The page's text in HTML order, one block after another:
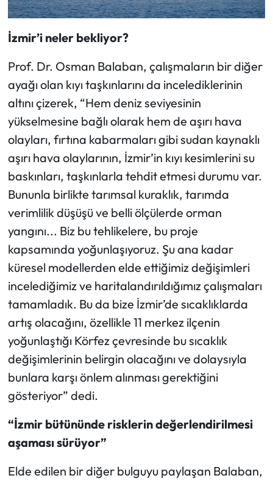
İzmir’i neler bekliyor?
Prof. Dr. Osman Balaban, çalışmaların bir diğer
ayağı olan kıyı taşkınlarını da incelediklerinin
altını çizerek, “Hem deniz seviyesinin
yükselmesine bağlı olarak hem de aşırı hava
olayları, fırtına kabarmaları gibi sudan kaynaklı
aşırı hava olaylarının, İzmir’in kıyı kesimlerini su
baskınları, taşkınlarla tehdit etmesi durumu var.
Bununla birlikte tarımsal kuraklık, tarımda
verimlilik düşüşü ve belli ölçülerde orman
yangını... Biz bu tehlikelere, bu proje
kapsamında yoğunlaşıyoruz. Şu ana kadar
küresel modellerden elde ettiğimiz değişimleri
incelediğimiz ve haritalandırıldığımız çalışmaları
tamamladık. Bu da bize İzmir’de sıcaklıklarda
artış olacağını, özellikle 11 merkez ilçenin
yoğunlaştığı Körfez çevresinde bu sıcaklık
değişimlerinin belirgin olacağını ve dolaysıyla
bunlara karşı önlem alınması gerektiğini
gösteriyor” dedi.
“İzmir bütününde risklerin değerlendirilmesi
aşaması sürüyor”
Elde edilen bir diğer bulguyu paylaşan Balaban,